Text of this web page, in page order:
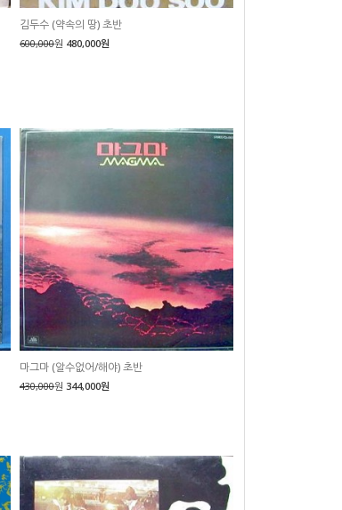
김두수 (약속의 땅) 초반
600,000원 480,000원
마그마 (알수없어/해야) 초반
430,000원 344,000원